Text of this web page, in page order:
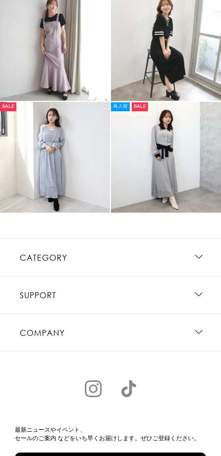
SALE 再入荷 SALE
CATEGORY
SUPPORT
COMPANY
最新ニュースやイベント、
セールのご案内 などをいち早くお届けします。ぜひご登録ください。